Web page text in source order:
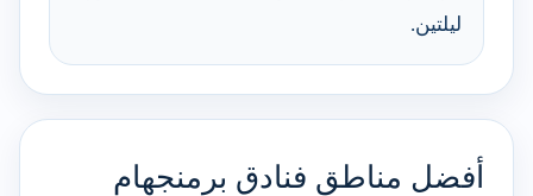
ليلتين.
أفضل مناطق فنادق برمنجهام